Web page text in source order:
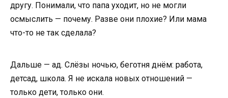
другу. Понимали, что папа уходит, но не могли
осмыслить — почему. Разве они плохие? Или мама
что-то не так сделала?
Дальше — ад. Слёзы ночью, беготня днём: работа,
детсад, школа. Я не искала новых отношений —
только дети, только они.